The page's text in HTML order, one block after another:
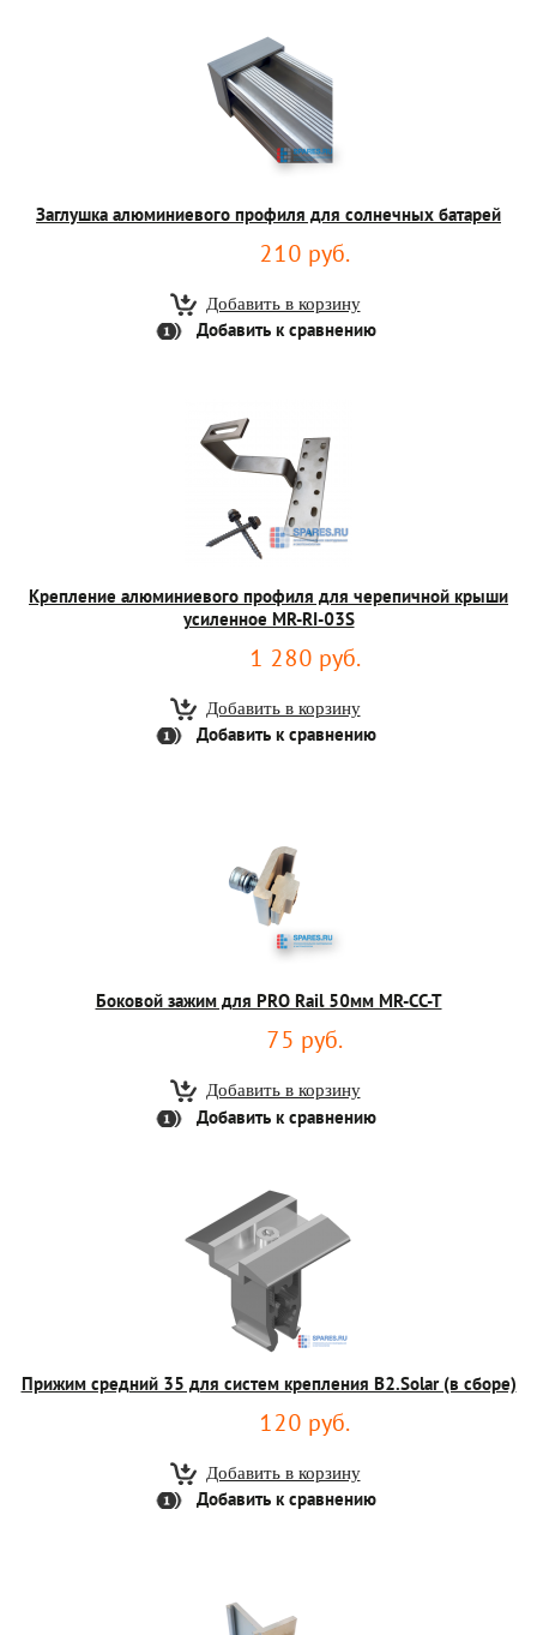
Заглушка алюминиевого профиля для солнечных батарей
210 руб.
Добавить к сравнению
Крепление алюминиевого профиля для черепичной крыши
усиленное MR-RI-03S
1 280 руб.
Добавить к сравнению
Боковой зажим для PRO Rail 50мм MR-CC-T
75 руб.
Добавить к сравнению
Прижим средний 35 для систем крепления B2.Solar (в сборе)
120 руб.
Добавить к сравнению